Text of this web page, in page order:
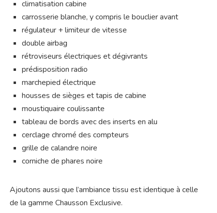
climatisation cabine
carrosserie blanche, y compris le bouclier avant
régulateur + limiteur de vitesse
double airbag
rétroviseurs électriques et dégivrants
prédisposition radio
marchepied électrique
housses de sièges et tapis de cabine
moustiquaire coulissante
tableau de bords avec des inserts en alu
cerclage chromé des compteurs
grille de calandre noire
corniche de phares noire
Ajoutons aussi que l’ambiance tissu est identique à celle
de la gamme Chausson Exclusive.